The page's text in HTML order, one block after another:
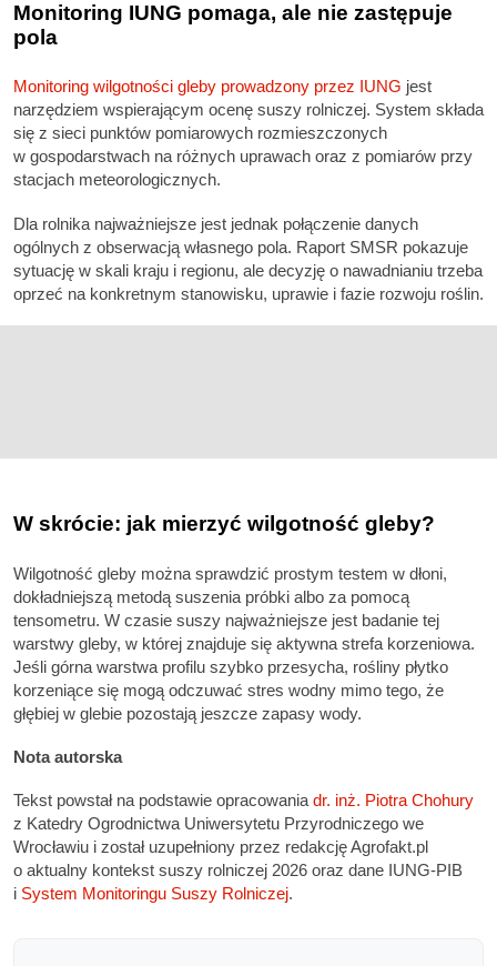
Monitoring IUNG pomaga, ale nie zastępuje
pola
Monitoring wilgotności gleby prowadzony przez IUNG jest
narzędziem wspierającym ocenę suszy rolniczej. System składa
się z sieci punktów pomiarowych rozmieszczonych
w gospodarstwach na różnych uprawach oraz z pomiarów przy
stacjach meteorologicznych.
Dla rolnika najważniejsze jest jednak połączenie danych
ogólnych z obserwacją własnego pola. Raport SMSR pokazuje
sytuację w skali kraju i regionu, ale decyzję o nawadnianiu trzeba
oprzeć na konkretnym stanowisku, uprawie i fazie rozwoju roślin.
W skrócie: jak mierzyć wilgotność gleby?
Wilgotność gleby można sprawdzić prostym testem w dłoni,
dokładniejszą metodą suszenia próbki albo za pomocą
tensometru. W czasie suszy najważniejsze jest badanie tej
warstwy gleby, w której znajduje się aktywna strefa korzeniowa.
Jeśli górna warstwa profilu szybko przesycha, rośliny płytko
korzeniące się mogą odczuwać stres wodny mimo tego, że
głębiej w glebie pozostają jeszcze zapasy wody.
Nota autorska
Tekst powstał na podstawie opracowaniadr. inż. Piotra Chohury
z Katedry Ogrodnictwa Uniwersytetu Przyrodniczego we
Wrocławiu i został uzupełniony przez redakcję Agrofakt.pl
o aktualny kontekst suszy rolniczej 2026 oraz dane IUNG-PIB
i System Monitoringu Suszy Rolniczej.